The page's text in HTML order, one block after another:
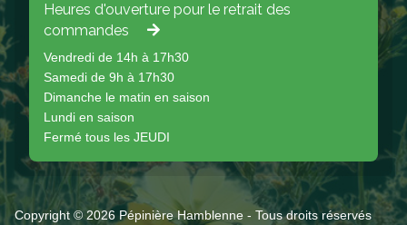
Heures d'ouverture pour le retrait des
commandes
Vendredi de 14h à 17h30
Samedi de 9h à 17h30
Dimanche le matin en saison
Lundi en saison
Fermé tous les JEUDI
Copyright © 2026 Pépinière Hamblenne - Tous droits réservés